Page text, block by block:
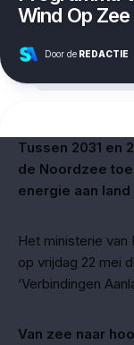
Wind Op
Door de REDACTIE
Tussen 2031 en
de Noordzee
energie aan land
Het ministerie van
op vrijdag 22 mei
‘Verbindingen
Van zee naar